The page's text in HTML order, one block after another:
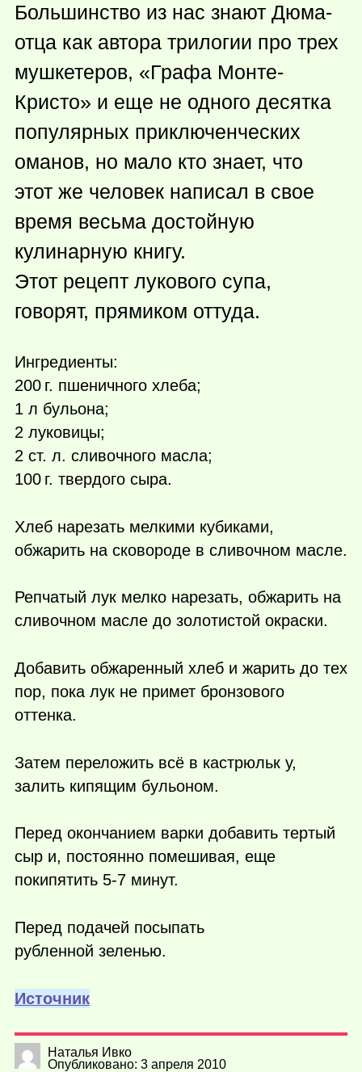
Большинство из нас знают Дюма-
отца как автора трилогии про трех
мушкетеров, «Графа Монте-
Кристо» и еще не одного десятка
популярных приключенческих
оманов, но мало кто знает, что
этот же человек написал в свое
время весьма достойную
кулинарную книгу.
Этот рецепт лукового супа,
говорят, прямиком оттуда.
Ингредиенты:
200 г. пшеничного хлеба;
1 л бульона;
2 луковицы;
2 ст. л. сливочного масла;
100 г. твердого сыра.
Хлеб нарезать мелкими кубиками,
обжарить на сковороде в сливочном масле.
Репчатый лук мелко нарезать, обжарить на
сливочном масле до золотистой окраски.
Добавить обжаренный хлеб и жарить до тех
пор, пока лук не примет бронзового
оттенка.
Затем переложить всё в кастрюльк у,
залить кипящим бульоном.
Перед окончанием варки добавить тертый
сыр и, постоянно помешивая, еще
покипятить 5-7 минут.
Перед подачей посыпать
рубленной зеленью.
Источник
Наталья Ивко
Опубликовано: 3 апреля 2010